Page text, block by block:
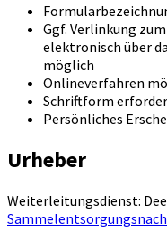
Ggf. Verlinkung
elektronisch über
möglich
Onlineverfahren
Schriftform
Persönliches
Urheber
Weiterleitungsdienst: